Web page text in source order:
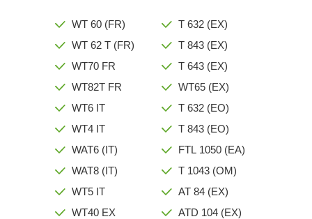
WT 60 (FR)
WT 62 T (FR)
WT70 FR
WT82T FR
WT6 IT
WT4 IT
WAT6 (IT)
WAT8 (IT)
WT5 IT
WT40 EX
T 632 (EX)
T 843 (EX)
T 643 (EX)
WT65 (EX)
T 632 (EO)
T 843 (EO)
FTL 1050 (EA)
T 1043 (OM)
AT 84 (EX)
ATD 104 (EX)